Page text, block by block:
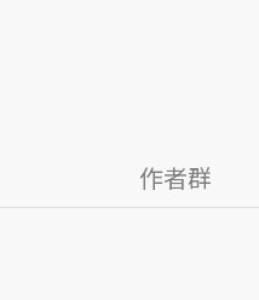
作者群